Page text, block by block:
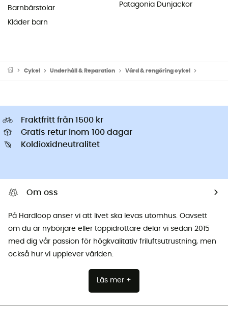
Barnbärstolar
Kläder barn
Patagonia Dunjackor
Cykel Underhåll & Reparation Vård & rengöring cykel
Fraktfritt från 1500 kr
Gratis retur inom 100 dagar
Koldioxidneutralitet
Om oss
På Hardloop anser vi att livet ska levas utomhus. Oavsett
om du är nybörjare eller toppidrottare delar vi sedan 2015
med dig vår passion för högkvalitativ friluftsutrustning, men
också hur vi upplever världen.
Läs mer +